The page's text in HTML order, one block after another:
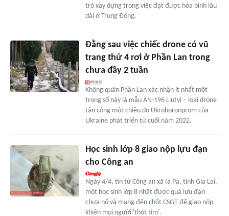
trò xây dựng trong việc đạt được hòa bình lâu
dài ở Trung Đông.
Đằng sau việc chiếc drone có vũ
trang thứ 4 rơi ở Phần Lan trong
chưa đầy 2 tuần
Không quân Phần Lan xác nhận ít nhất một
trong số này là mẫu AN-196 Liutyi – loại drone
tấn công một chiều do Ukroboronprom của
Ukraine phát triển từ cuối năm 2022.
Học sinh lớp 8 giao nộp lựu đạn
cho Công an
Ngày 4/4, tin từ Công an xã Ia Pa, tỉnh Gia Lai,
một học sinh lớp 8 nhặt được quả lựu đạn
chưa nổ và mang đến chốt CSGT để giao nộp
khiến mọi người 'thót tim'.